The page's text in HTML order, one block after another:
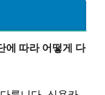
에 따라 어떻게 다